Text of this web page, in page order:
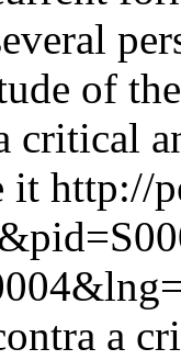
of
critical
it http://
a